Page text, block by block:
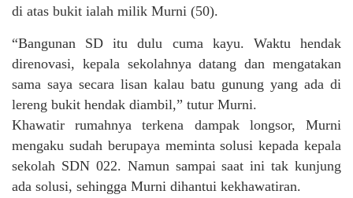
di atas bukit ialah milik Murni (50).
“Bangunan SD itu dulu cuma kayu. Waktu hendak
direnovasi, kepala sekolahnya datang dan mengatakan
sama saya secara lisan kalau batu gunung yang ada di
lereng bukit hendak diambil,” tutur Murni.
Khawatir rumahnya terkena dampak longsor, Murni
mengaku sudah berupaya meminta solusi kepada kepala
sekolah SDN 022. Namun sampai saat ini tak kunjung
ada solusi, sehingga Murni dihantui kekhawatiran.